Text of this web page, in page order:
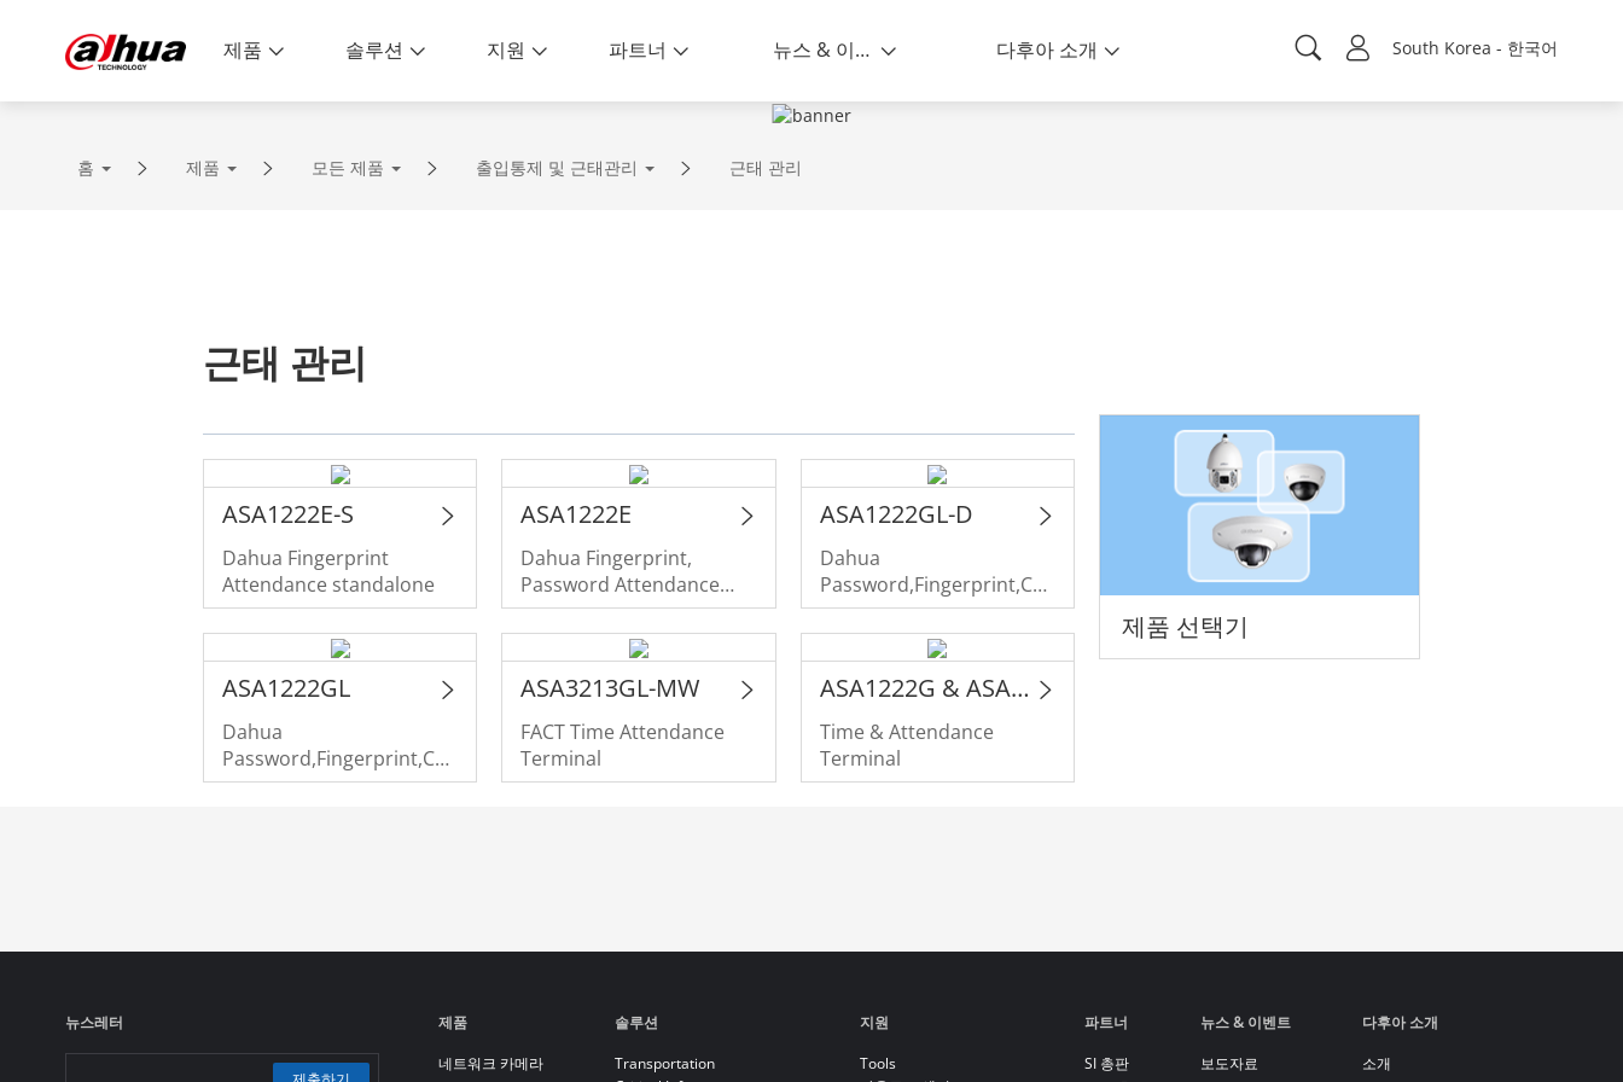
South Korea - 한국어
제품 솔루션 지원 파트너 뉴스 & 이벤트 다후아 소개
홈 제품 모든 제품 출입통제 및 근태관리 근태 관리
제품 선택기
근태 관리
ASA1222E-S
Dahua Fingerprint
Attendance standalone
ASA1222E
Dahua Fingerprint,
Password Attendance
Standalone
ASA1222GL-D
Dahua
Password,Fingerprint,Card
Swiping Attendance
Standalone
ASA1222GL
Dahua
Password,Fingerprint,Card
Swiping Attendance
ASA3213GL-MW
FACT Time Attendance
Terminal
ASA1222G & ASA1222G-D
Time & Attendance
Terminal
뉴스레터
제품
네트워크 카메라
솔루션
Transportation
지원
Tools
파트너
SI 총판
뉴스 & 이벤트
보도자료
다후아 소개
소개